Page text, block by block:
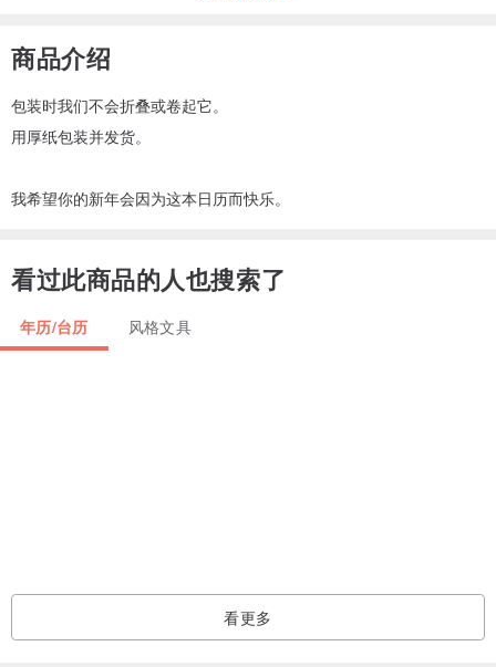
商品介绍
包装时我们不会折叠或卷起它。
用厚纸包装并发货。
我希望你的新年会因为这本日历而快乐。
看过此商品的人也搜索了
年历/台历 风格文具
看更多